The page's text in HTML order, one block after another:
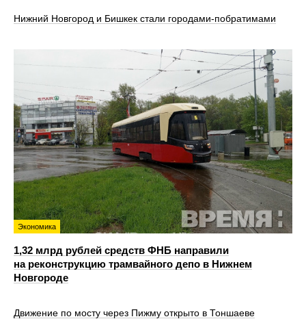
Нижний Новгород и Бишкек стали городами-побратимами
Экономика
1,32 млрд рублей средств ФНБ направили
на реконструкцию трамвайного депо в Нижнем
Новгороде
Движение по мосту через Пижму открыто в Тоншаеве